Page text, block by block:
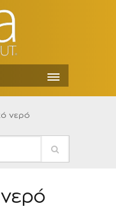
νερό
νερό